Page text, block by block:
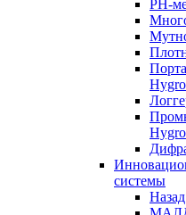
РH-
системы
Назад